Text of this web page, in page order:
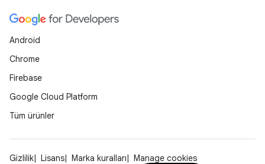
Android
Chrome
Firebase
Google Cloud Platform
Tüm ürünler
Gizlilik Lisans Marka kuralları Manage cookies